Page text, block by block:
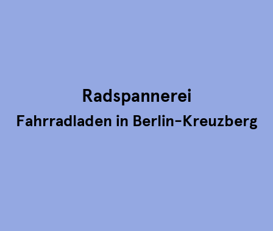
Radspannerei
Fahrradladen in Berlin-Kreuzberg